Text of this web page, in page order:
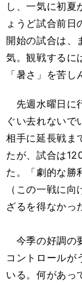
し、一気に初夏
ょうど試合前日
開始の試合は、
気。観戦するに
「暑さ」を苦し
先週水曜日に
ぐい去れないで
相手に延長戦ま
たが、試合は
た。「劇的な勝
（この一戦に
ざるを得なかっ
今季の好調の
コントロールが
いる。何があっ